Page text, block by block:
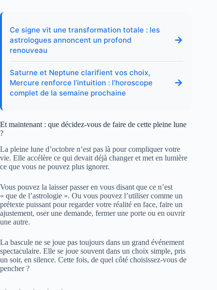
Ce signe vit une transformation totale : les
astrologues annoncent un profond
renouveau
→
Saturne et Neptune clarifient vos choix,
Mercure renforce l’intuition : l’horoscope
complet de la semaine prochaine
→
Et maintenant : que décidez-vous de faire de cette pleine lune
?
La pleine lune d’octobre n’est pas là pour compliquer votre
vie. Elle accélère ce qui devait déjà changer et met en lumière
ce que vous ne pouvez plus ignorer.
Vous pouvez la laisser passer en vous disant que ce n’est
« que de l’astrologie ». Ou vous pouvez l’utiliser comme un
prétexte puissant pour regarder votre réalité en face, faire un
ajustement, oser une demande, fermer une porte ou en ouvrir
une autre.
La bascule ne se joue pas toujours dans un grand événement
spectaculaire. Elle se joue souvent dans un choix simple, pris
un soir, en silence. Cette fois, de quel côté choisissez-vous de
pencher ?